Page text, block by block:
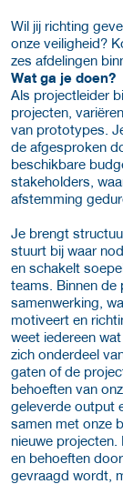
Wil jij richting
onze veiligheid?
zes afdelingen
Wat ga je doen?
Als projectleider
projecten,
van prototypes.
de afgesproken
beschikbare
stakeholders,
afstemming
Je brengt
stuurt bij waar
en schakelt
teams. Binnen
samenwerking,
motiveert en
weet iedereen
zich onderdeel
gaten of de
behoeften van
geleverde output
samen met onze
nieuwe
en behoeften
gevraagd wordt,